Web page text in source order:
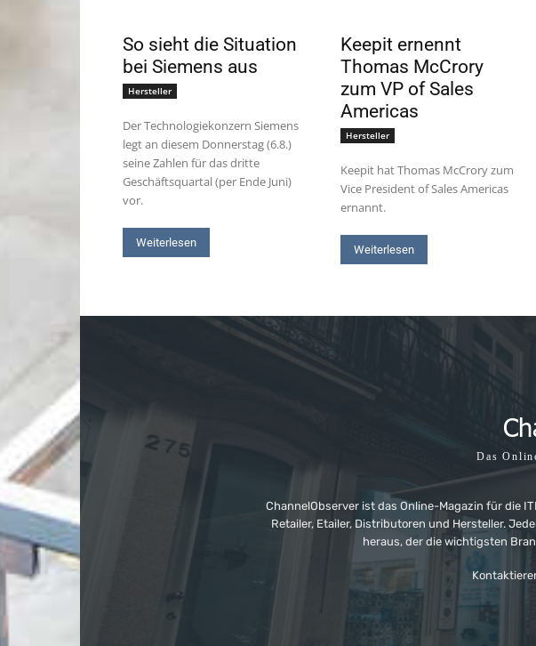
So sieht die Situation
bei Siemens aus
Hersteller
Der Technologiekonzern Siemens
legt an diesem Donnerstag (6.8.)
seine Zahlen für das dritte
Geschäftsquartal (per Ende Juni)
vor.
Weiterlesen
Keepit ernennt
Thomas McCrory
zum VP of Sales
Americas
Hersteller
Keepit hat Thomas McCrory zum
Vice President of Sales Americas
ernannt.
Weiterlesen
Das
ChannelObserver ist das Online-Magazin für die
Retailer, Etailer, Distributoren und Hersteller.
heraus, der die wichtigsten